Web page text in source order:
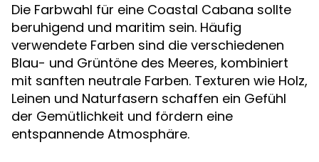
Die Farbwahl für eine Coastal Cabana sollte
beruhigend und maritim sein. Häufig
verwendete Farben sind die verschiedenen
Blau- und Grüntöne des Meeres, kombiniert
mit sanften neutrale Farben. Texturen wie Holz,
Leinen und Naturfasern schaffen ein Gefühl
der Gemütlichkeit und fördern eine
entspannende Atmosphäre.